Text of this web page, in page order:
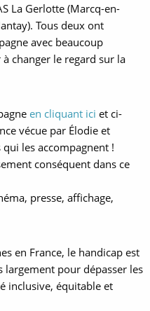
La Gerlotte (Marcq-en-
Tous deux ont
avec beaucoup
changer le regard sur la
en cliquant ici et ci-
vécue par Élodie et
les accompagnent !
conséquent dans ce
presse, affichage,
en France, le handicap est
largement pour dépasser les
inclusive, équitable et